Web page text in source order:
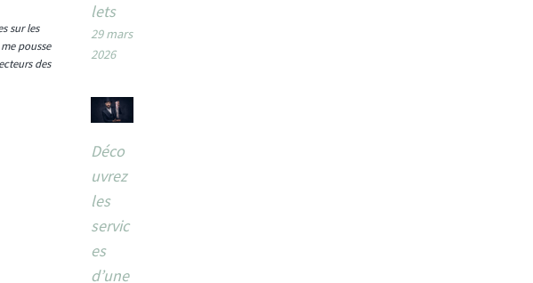
sur les
pousse
des
lets
29 mars
2026
Déco
uvrez
les
servic
es
d’une